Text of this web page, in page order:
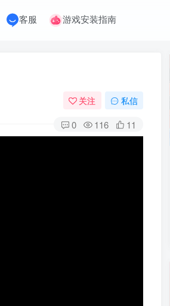
客服 游戏安装指南
关注 私信
0 116 11